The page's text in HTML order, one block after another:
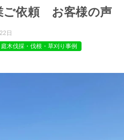
ご依頼 お客様の声
日
庭木伐採・伐根・草刈り事例